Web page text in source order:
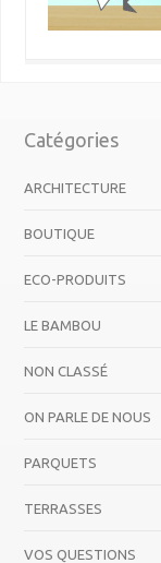
Catégories
ARCHITECTURE
BOUTIQUE
ECO-PRODUITS
LE BAMBOU
NON CLASSÉ
ON PARLE DE NOUS
PARQUETS
TERRASSES
VOS QUESTIONS